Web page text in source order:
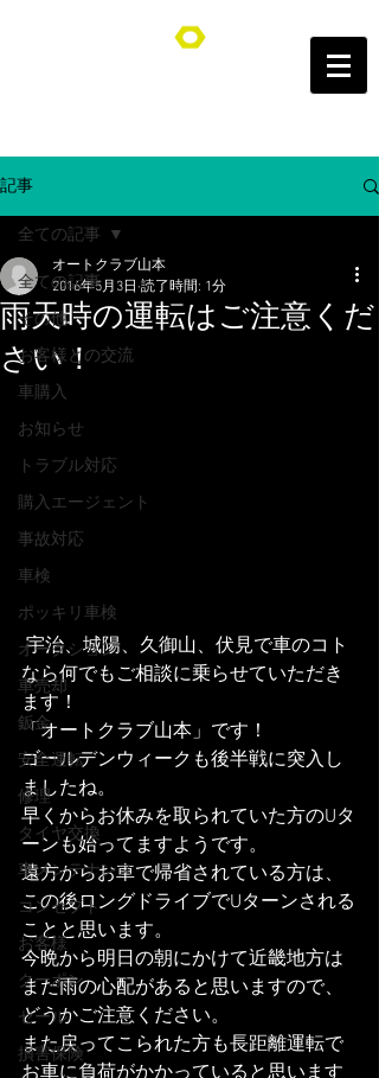
オートクラブ山本/Auto Club YAMAMOTO
記事
全ての記事
その他
お客様との交流
車購入
お知らせ
トラブル対応
購入エージェント
事故対応
車検
ポッキリ車検
オークション
車売却
鈑金
安全運転
修理
タイヤ交換
車メンテナンス
コンセプト
お客様
クーポン
セール
損害保険
全ての記事
雨天時の運転はご注意くだ
さい！
オートクラブ山本
2016年5月3日 読了時間: 1分
宇治、城陽、久御山、伏見で車のコト
なら何でもご相談に乗らせていただき
ます！
「オートクラブ山本」です！
ゴールデンウィークも後半戦に突入し
ましたね。
早くからお休みを取られていた方のUタ
ーンも始ってますようです。
遠方からお車で帰省されている方は、
この後ロングドライブでUターンされる
ことと思います。
今晩から明日の朝にかけて近畿地方は
まだ雨の心配があると思いますので、
どうかご注意ください。
また戻ってこられた方も長距離運転で